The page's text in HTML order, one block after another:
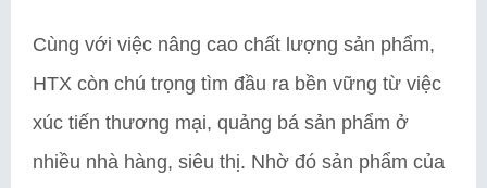
Cùng với việc nâng cao chất lượng sản phẩm,
HTX còn chú trọng tìm đầu ra bền vững từ việc
xúc tiến thương mại, quảng bá sản phẩm ở
nhiều nhà hàng, siêu thị. Nhờ đó sản phẩm của